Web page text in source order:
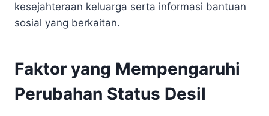
kesejahteraan keluarga serta informasi bantuan
sosial yang berkaitan.
Faktor yang Mempengaruhi
Perubahan Status Desil